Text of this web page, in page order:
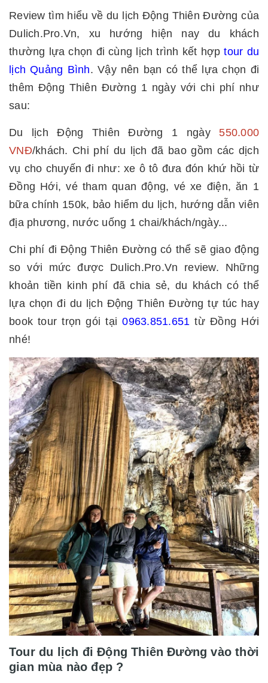
Review tìm hiểu về du lịch Động Thiên Đường của
Dulich.Pro.Vn, xu hướng hiện nay du khách
thường lựa chọn đi cùng lịch trình kết hợptour du
lịch Quảng Bình. Vậy nên bạn có thể lựa chọn đi
thêm Động Thiên Đường 1 ngày với chi phí như
sau:
Du lịch Động Thiên Đường 1 ngày550.000
VNĐ/khách. Chi phí du lịch đã bao gồm các dịch
vụ cho chuyến đi như: xe ô tô đưa đón khứ hồi từ
Đồng Hới, vé tham quan động, vé xe điện, ăn 1
bữa chính 150k, bảo hiểm du lịch, hướng dẫn viên
địa phương, nước uống 1 chai/khách/ngày...
Chi phí đi Động Thiên Đường có thể sẽ giao động
so với mức được Dulich.Pro.Vn review. Những
khoản tiền kinh phí đã chia sẻ, du khách có thể
lựa chọn đi du lịch Động Thiên Đường tự túc hay
book tour trọn gói tại0963.851.651 từ Đồng Hới
nhé!
Tour du lịch đi Động Thiên Đường vào thời
gian mùa nào đẹp ?